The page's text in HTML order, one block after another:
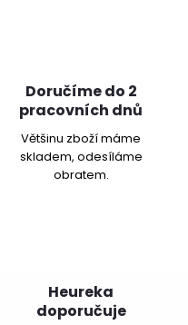
Doručíme do 2
pracovních dnů
Většinu zboží máme
skladem, odesíláme
obratem.
Heureka
doporučuje